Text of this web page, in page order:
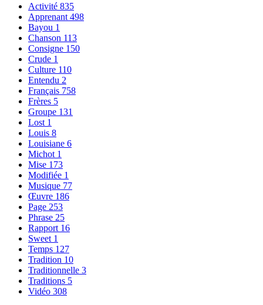
Activité 835
Apprenant 498
Bayou 1
Chanson 113
Consigne 150
Crude 1
Culture 110
Entendu 2
Français 758
Frères 5
Groupe 131
Lost 1
Louis 8
Louisiane 6
Michot 1
Mise 173
Modifiée 1
Musique 77
Œuvre 186
Page 253
Phrase 25
Rapport 16
Sweet 1
Temps 127
Tradition 10
Traditionnelle 3
Traditions 5
Vidéo 308